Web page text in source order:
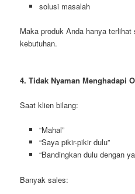
solusi masalah
Maka produk Anda hanya terlihat
kebutuhan.
4. Tidak Nyaman Menghadapi
Saat klien bilang:
“Mahal”
“Saya pikir-pikir dulu”
“Bandingkan dulu dengan
Banyak sales: